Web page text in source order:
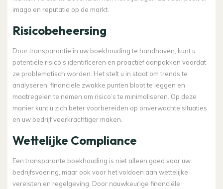
imago en reputatie op de markt.
Risicobeheersing
Door transparantie in uw boekhouding te handhaven, kunt u
potentiële risico’s identificeren en proactief aanpakken voordat
ze problematisch worden. Het stelt u in staat om trends te
analyseren, financiële zwakke punten bloot te leggen en
maatregelen te nemen om risico’s te minimaliseren. Op deze
manier kunt u zich beter voorbereiden op onverwachte situaties
en uw bedrijf veerkrachtiger maken.
Wettelijke Compliance
Een transparante boekhouding is niet alleen goed voor uw
bedrijfsvoering, maar ook voor het voldoen aan wettelijke
vereisten en regelgeving. Door nauwkeurige financiële